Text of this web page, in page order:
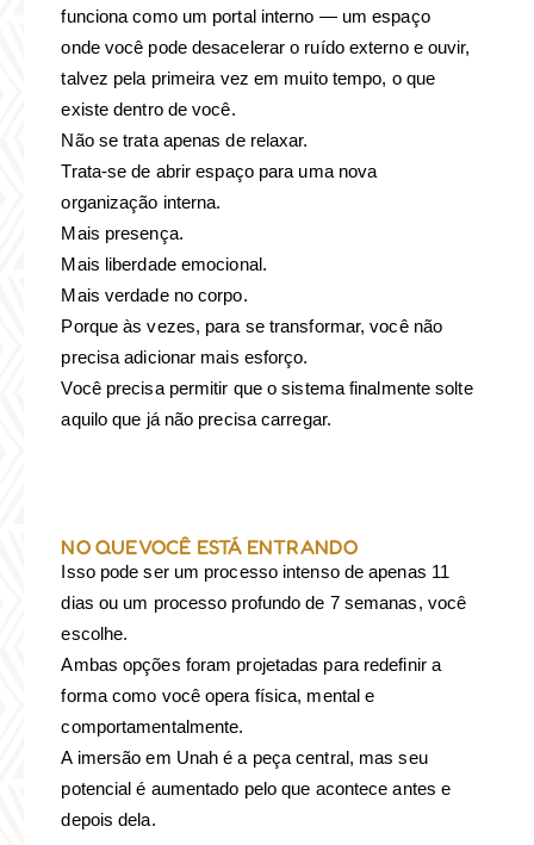
funciona como um portal interno — um espaço
onde você pode desacelerar o ruído externo e ouvir,
talvez pela primeira vez em muito tempo, o que
existe dentro de você.
Não se trata apenas de relaxar.
Trata-se de abrir espaço para uma nova
organização interna.
Mais presença.
Mais liberdade emocional.
Mais verdade no corpo.
Porque às vezes, para se transformar, você não
precisa adicionar mais esforço.
Você precisa permitir que o sistema finalmente solte
aquilo que já não precisa carregar.
NO QUE VOCÊ ESTÁ ENTRANDO
Isso pode ser um processo intenso de apenas 11
dias ou um processo profundo de 7 semanas, você
escolhe.
Ambas opções foram projetadas para redefinir a
forma como você opera física, mental e
comportamentalmente.
A imersão em Unah é a peça central, mas seu
potencial é aumentado pelo que acontece antes e
depois dela.